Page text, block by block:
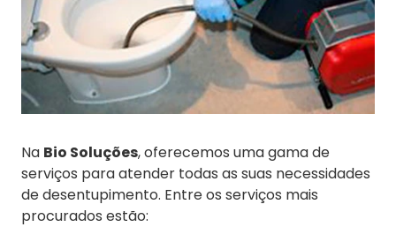
Na Bio Soluções, oferecemos uma gama de
serviços para atender todas as suas necessidades
de desentupimento. Entre os serviços mais
procurados estão: